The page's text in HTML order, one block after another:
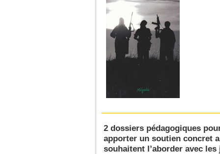
2 dossiers pédagogiques
apporter un soutien concret
souhaitent l’aborder avec les